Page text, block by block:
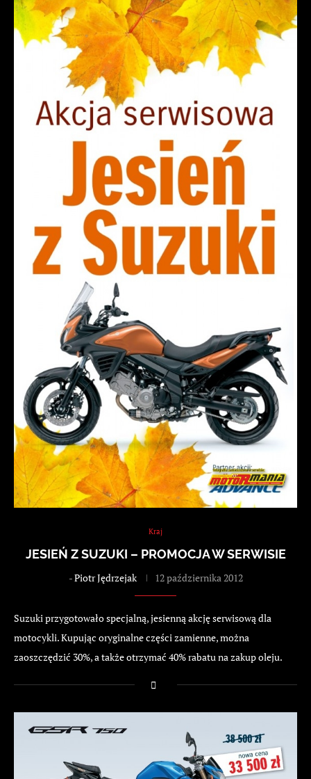
Kraj
JESIEŃ Z SUZUKI – PROMOCJA W SERWISIE
-Piotr Jędrzejak 12 października 2012
Suzuki przygotowało specjalną, jesienną akcję serwisową dla
motocykli. Kupując oryginalne części zamienne, można
zaoszczędzić 30%, a także otrzymać 40% rabatu na zakup oleju.